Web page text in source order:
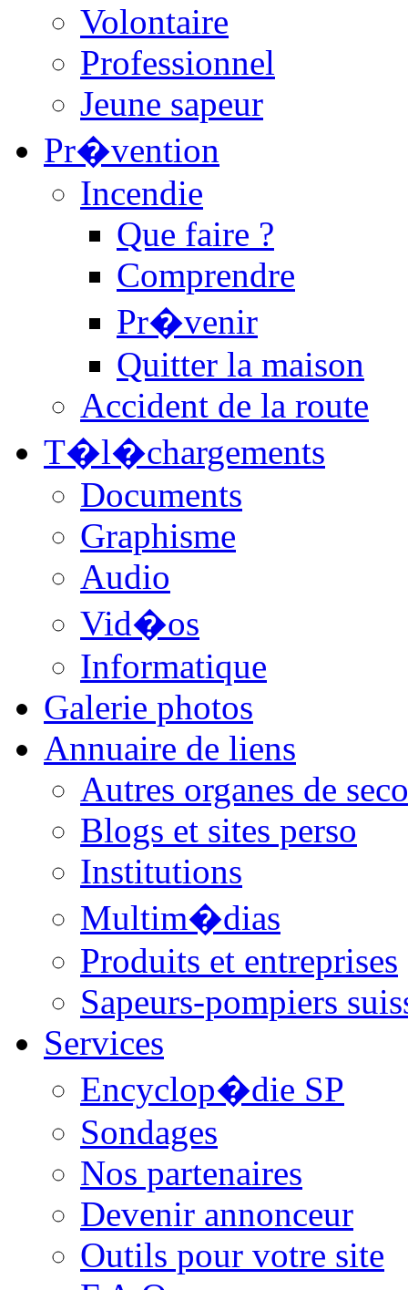
Volontaire
Professionnel
Jeune sapeur
Pr�vention
Incendie
Que faire ?
Comprendre
Pr�venir
Quitter la maison
Accident de la route
T�l�chargements
Documents
Graphisme
Audio
Vid�os
Informatique
Galerie photos
Annuaire de liens
Autres organes de
Blogs et sites perso
Institutions
Multim�dias
Produits et entreprises
Sapeurs-pompiers
Services
Encyclop�die SP
Sondages
Nos partenaires
Devenir annonceur
Outils pour votre site